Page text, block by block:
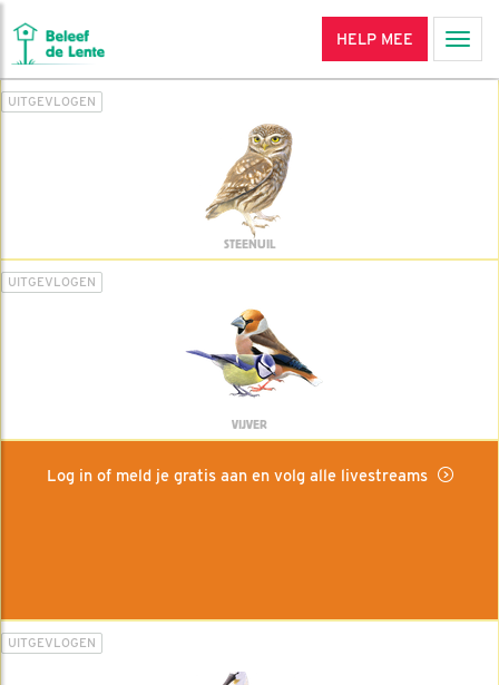
HELP MEE
UITGEVLOGEN
STEENUIL
UITGEVLOGEN
VIJVER
Log in of meld je gratis aan en volg alle livestreams
UITGEVLOGEN